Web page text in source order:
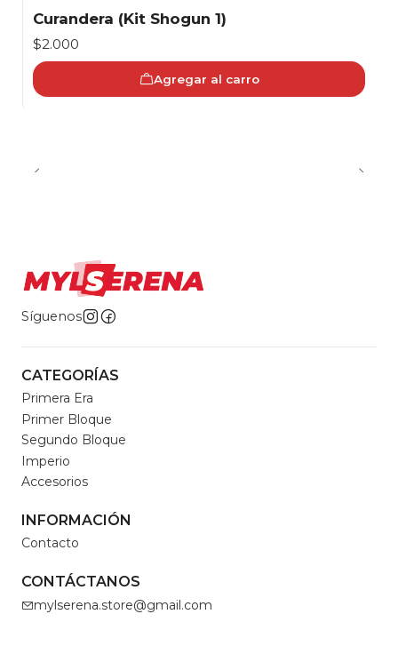
Curandera (Kit Shogun 1)
$2.000
Agregar al carro
Síguenos
CATEGORÍAS
Primera Era
Primer Bloque
Segundo Bloque
Imperio
Accesorios
INFORMACIÓN
Contacto
CONTÁCTANOS
mylserena.store@gmail.com